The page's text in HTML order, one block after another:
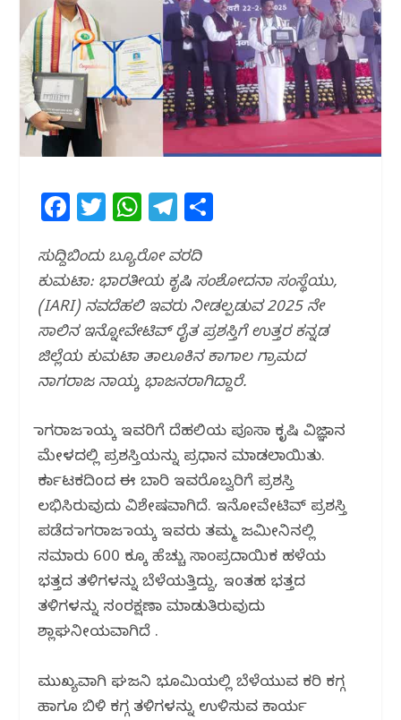
F
c
e
b
o
o
T
itt
e
r
W
at
s
A
p
p
T
e
g
ra
m
ar
e
ಸುದ್ದಿಬಿಂದು ಬ್ಯೂರೋ ವರದಿ
ಕುಮಟಾ: ಭಾರತೀಯ ಕೃಷಿ ಸಂಶೋದನಾ ಸಂಸ್ಥೆಯು,
(IARI) ನವದೆಹಲಿ ಇವರು ನೀಡಲ್ಪಡುವ 2025 ನೇ
ಸಾಲಿನ ಇನ್ನೋವೇಟಿವ್ ರೈತ ಪ್ರಶಸ್ತಿಗೆ ಉತ್ತರ ಕನ್ನಡ
ಜಿಲ್ಲೆಯ ಕುಮಟಾ ತಾಲೂಕಿನ ಕಾಗಾಲ ಗ್ರಾಮದ
ನಾಗರಾಜ ನಾಯ್ಕ ಭಾಜನರಾಗಿದ್ದಾರೆ.
ನಾಗರಾಜ ನಾಯ್ಕ ಇವರಿಗೆ ದೆಹಲಿಯ ಪೂಸಾ ಕೃಷಿ ವಿಜ್ಞಾನ
ಮೇಳದಲ್ಲಿ ಪ್ರಶಸ್ತಿಯನ್ನು ಪ್ರಧಾನ ಮಾಡಲಾಯಿತು.
ಕರ್ನಾಟಕದಿಂದ ಈ ಬಾರಿ ಇವರೊಬ್ವರಿಗೆ ಪ್ರಶಸ್ತಿ
ಲಭಿಸಿರುವುದು ವಿಶೇಷವಾಗಿದೆ. ಇನೋವೇಟಿವ್ ಪ್ರಶಸ್ತಿ
ಪಡೆದ ನಾಗರಾಜ ನಾಯ್ಕ ಇವರು ತಮ್ಮ ಜಮೀನಿನಲ್ಲಿ
ಸಮಾರು 600 ಕ್ಕೂ ಹೆಚ್ಚು ಸಾoಪ್ರದಾಯಿಕ ಹಳೆಯ
ಭತ್ತದ ತಳಿಗಳನ್ನು ಬೆಳೆಯತ್ತಿದ್ದು, ಇಂತಹ ಭತ್ತದ
ತಳಿಗಳನ್ನು ಸಂರಕ್ಷಣಾ ಮಾಡುತಿರುವುದು
ಶ್ಲಾಘನೀಯವಾಗಿದೆ .
ಮುಖ್ಯವಾಗಿ ಘಜನಿ ಭೂಮಿಯಲ್ಲಿ ಬೆಳೆಯುವ ಕರಿ ಕಗ್ಗ
ಹಾಗೂ ಬಿಳಿ ಕಗ್ಗ ತಳಿಗಳನ್ನು ಉಳಿಸುವ ಕಾರ್ಯ